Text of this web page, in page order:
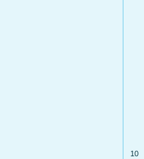
10